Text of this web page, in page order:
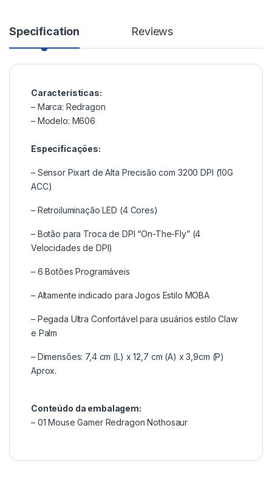
Specification Reviews
Características:
– Marca: Redragon
– Modelo: M606
Especificações:
– Sensor Pixart de Alta Precisão com 3200 DPI (10G
ACC)
– Retroiluminação LED (4 Cores)
– Botão para Troca de DPI “On-The-Fly” (4
Velocidades de DPI)
– 6 Botões Programáveis
– Altamente indicado para Jogos Estilo MOBA
– Pegada Ultra Confortável para usuários estilo Claw
e Palm
– Dimensões: 7,4 cm (L) x 12,7 cm (A) x 3,9cm (P)
Aprox.
Conteúdo da embalagem:
– 01 Mouse Gamer Redragon Nothosaur